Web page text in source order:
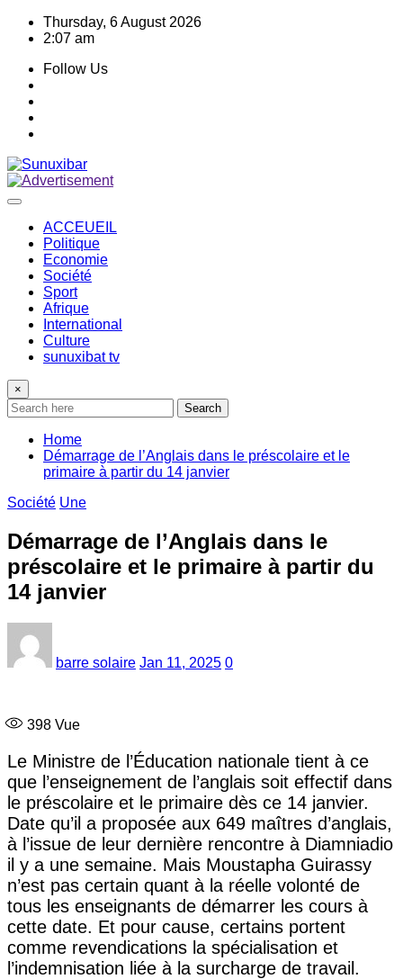
Skip
Thursday, 6 August 2026
2:07 am
Follow Us
ACCEUEIL
Politique
Economie
Société
Sport
Afrique
International
Culture
sunuxibat tv
×
Search
Home
Démarrage de l’Anglais dans le préscolaire et le
primaire à partir du 14 janvier
Société Une
Démarrage de l’Anglais dans le
préscolaire et le primaire à partir du
14 janvier
barre solaire Jan 11, 2025 0
398 Vue
Le Ministre de l’Éducation nationale tient à ce
que l’enseignement de l’anglais soit effectif dans
le préscolaire et le primaire dès ce 14 janvier.
Date qu’il a proposée aux 649 maîtres d’anglais,
à l’issue de leur dernière rencontre à Diamniadio
il y a une semaine. Mais Moustapha Guirassy
n’est pas certain quant à la réelle volonté de
tous les enseignants de démarrer les cours à
cette date. Et pour cause, certains portent
comme revendications la spécialisation et
l’indemnisation liée à la surcharge de travail.